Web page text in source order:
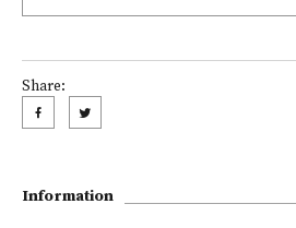
Share:
Information